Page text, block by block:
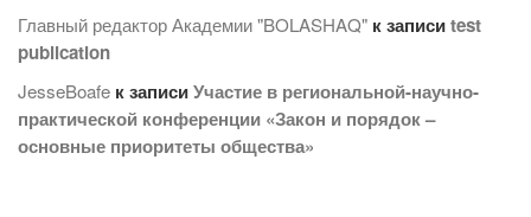
Главный редактор Академии "BOLASHAQ" к записиtest
publication
JesseBoafe к записиУчастие в региональной-научно-
практической конференции «Закон и порядок –
основные приоритеты общества»